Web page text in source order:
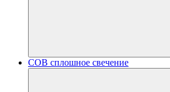
COB сплошное свечение